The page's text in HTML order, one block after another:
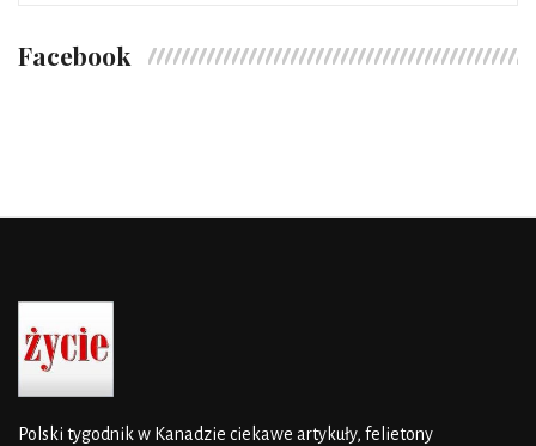
Facebook
Polski tygodnik w Kanadzie ciekawe artykuły, felietony